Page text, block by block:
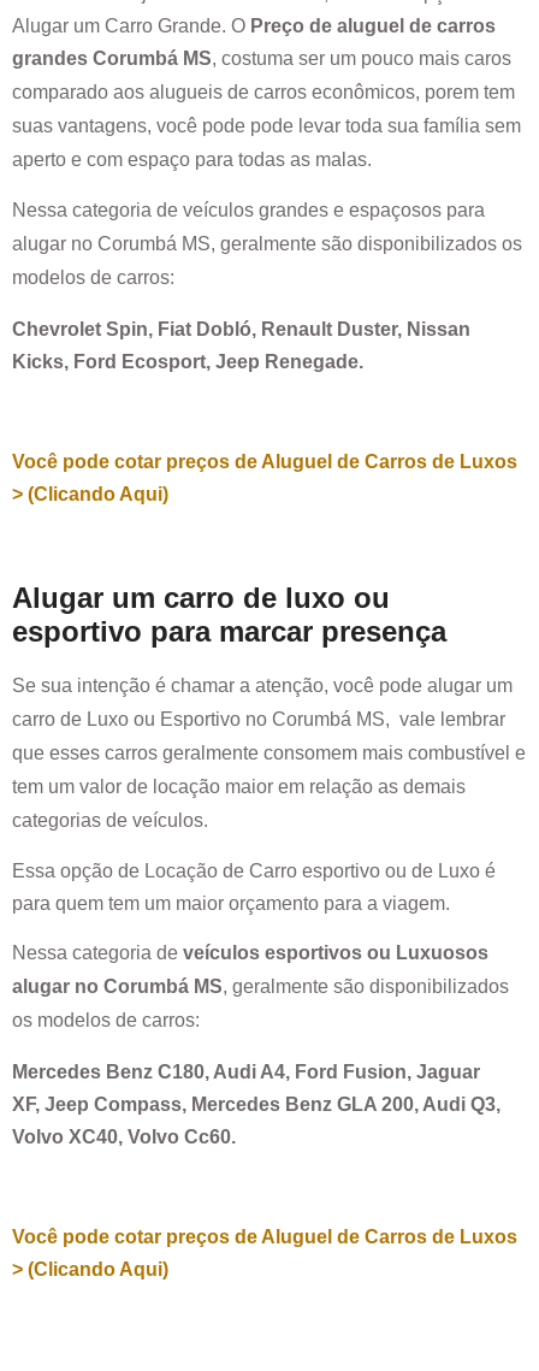
Alugar um Carro Grande. O Preço de aluguel de carros
grandes Corumbá MS, costuma ser um pouco mais caros
comparado aos alugueis de carros econômicos, porem tem
suas vantagens, você pode pode levar toda sua família sem
aperto e com espaço para todas as malas.
Nessa categoria de veículos grandes e espaçosos para
alugar no Corumbá MS, geralmente são disponibilizados os
modelos de carros:
Chevrolet Spin, Fiat Dobló, Renault Duster, Nissan
Kicks, Ford Ecosport, Jeep Renegade.
Você pode cotar preços de Aluguel de Carros de Luxos
> (Clicando Aqui)
Alugar um carro de luxo ou
esportivo para marcar presença
Se sua intenção é chamar a atenção, você pode alugar um
carro de Luxo ou Esportivo no Corumbá MS, vale lembrar
que esses carros geralmente consomem mais combustível e
tem um valor de locação maior em relação as demais
categorias de veículos.
Essa opção de Locação de Carro esportivo ou de Luxo é
para quem tem um maior orçamento para a viagem.
Nessa categoria de veículos esportivos ou Luxuosos
alugar no Corumbá MS, geralmente são disponibilizados
os modelos de carros:
Mercedes Benz C180, Audi A4, Ford Fusion, Jaguar
XF, Jeep Compass, Mercedes Benz GLA 200, Audi Q3,
Volvo XC40, Volvo Cc60.
Você pode cotar preços de Aluguel de Carros de Luxos
> (Clicando Aqui)